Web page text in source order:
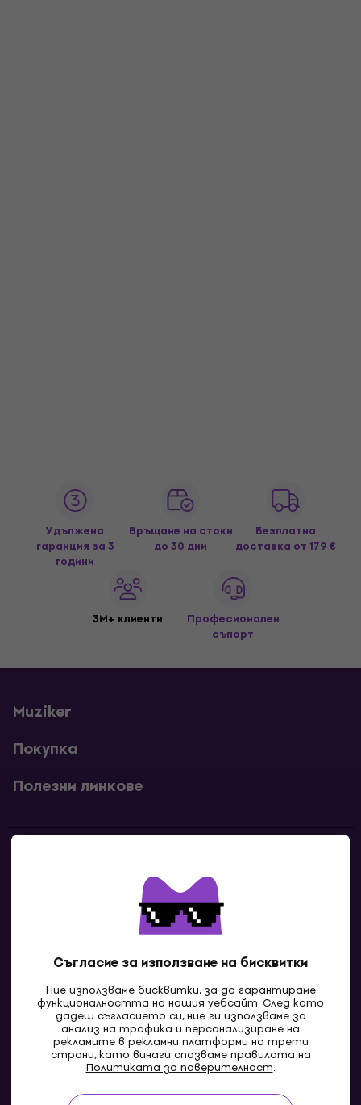
Съгласие за използване на бисквитки
Ние използваме бисквитки, за да гарантираме
функционалността на нашия уебсайт. След като
дадеш съгласието си, ние ги използваме за
анализ на трафика и персонализиране на
рекламите в рекламни платформи на трети
страни, като винаги спазваме правилата на
Политиката за поверителност.
Удължена
гаранция за 3
години
Връщане на стоки
до 30 дни
Безплатна
доставка от 179 €
3M+ клиенти
Професионален
съпорт
Muziker
Покупка
Полезни линкове
Свържи се с нас
BG